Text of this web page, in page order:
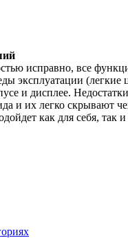
исправно, все
эксплуатации (легкие
и дисплее.
и их легко скрывают
как для себя, так